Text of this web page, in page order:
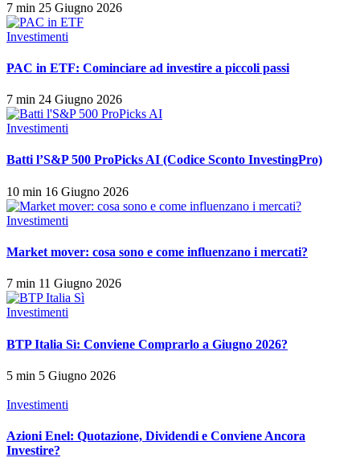
7 min 25 Giugno 2026
Investimenti
PAC in ETF: Cominciare ad investire a piccoli passi
7 min 24 Giugno 2026
Investimenti
Batti l’S&P 500 ProPicks AI (Codice Sconto InvestingPro)
10 min 16 Giugno 2026
Investimenti
Market mover: cosa sono e come influenzano i mercati?
7 min 11 Giugno 2026
Investimenti
BTP Italia Sì: Conviene Comprarlo a Giugno 2026?
5 min 5 Giugno 2026
Investimenti
Azioni Enel: Quotazione, Dividendi e Conviene Ancora
Investire?